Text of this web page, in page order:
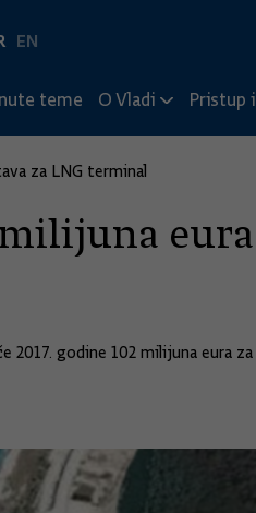
EN
teme O Vladi Pristup
za LNG terminal
godine 102 milijuna eura